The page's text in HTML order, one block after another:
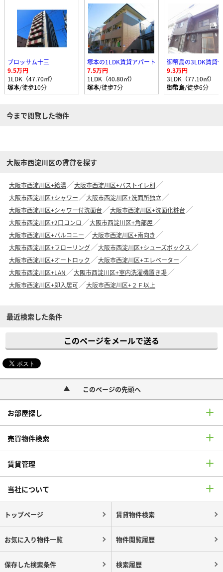
ブロッサム十三
9.5万円
1LDK（47.70㎡）
塚本/徒歩10分
塚本の1LDK賃貸アパート
7.5万円
1LDK（40.80㎡）
塚本/徒歩7分
9.3万円
3LDK（77.10㎡）
御幣島/徒歩6分
今まで閲覧した物件
大阪市西淀川区の賃貸を探す
大阪市西淀川区+給湯
大阪市西淀川区+バストイレ別
大阪市西淀川区+シャワー
大阪市西淀川区+洗面所独立
大阪市西淀川区+シャワー付洗面台
大阪市西淀川区+洗面化粧台
大阪市西淀川区+2口コンロ
大阪市西淀川区+角部屋
大阪市西淀川区+バルコニー
大阪市西淀川区+南向き
大阪市西淀川区+フローリング
大阪市西淀川区+シューズボックス
大阪市西淀川区+オートロック
大阪市西淀川区+エレベーター
大阪市西淀川区+LAN
大阪市西淀川区+室内洗濯機置き場
大阪市西淀川区+即入居可
大阪市西淀川区+２Ｆ以上
最近検索した条件
このページをメールで送る
このページの先頭へ
お部屋探し
売買物件検索
賃貸管理
当社について
トップページ 賃貸物件検索
お気に入り物件一覧 物件閲覧履歴
保存した検索条件 検索履歴